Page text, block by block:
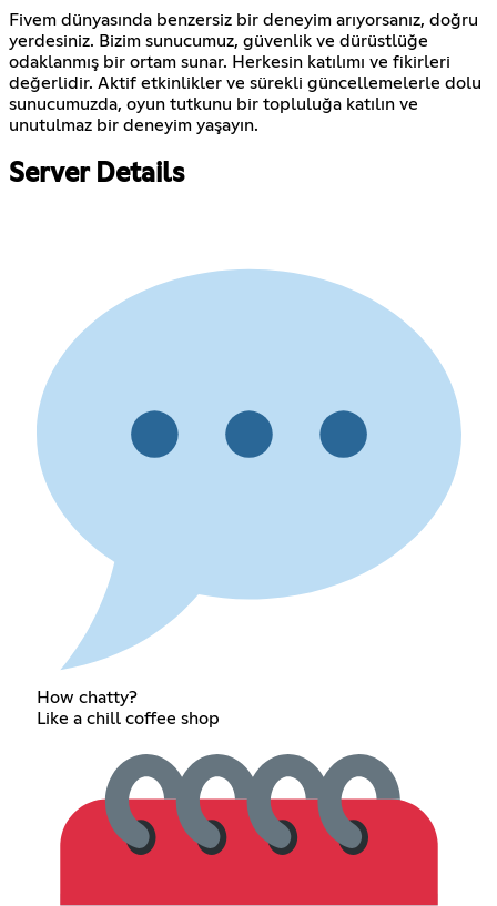
Fivem dünyasında benzersiz bir deneyim arıyorsanız, doğru
yerdesiniz. Bizim sunucumuz, güvenlik ve dürüstlüğe
odaklanmış bir ortam sunar. Herkesin katılımı ve fikirleri
değerlidir. Aktif etkinlikler ve sürekli güncellemelerle dolu
sunucumuzda, oyun tutkunu bir topluluğa katılın ve
unutulmaz bir deneyim yaşayın.
Server Details
How chatty?
Like a chill coffee shop